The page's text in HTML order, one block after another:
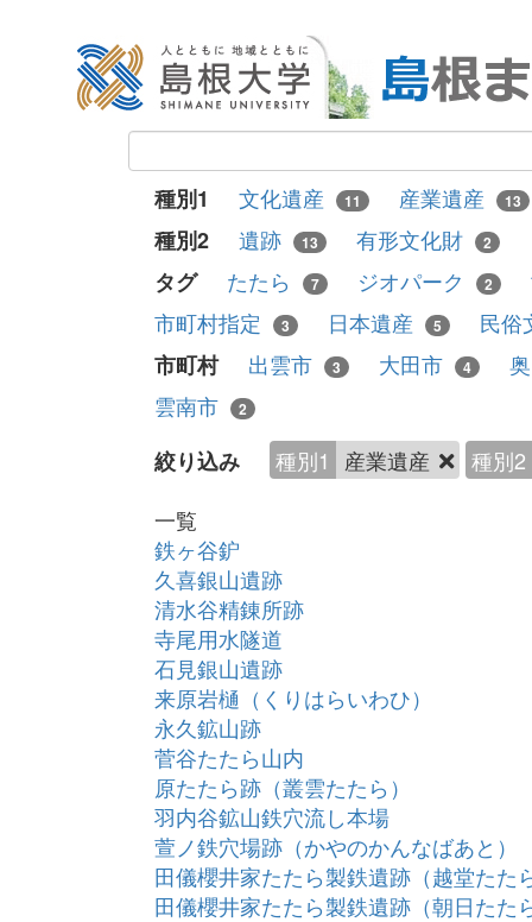
種別1 文化遺産 11 産業遺産 13
種別2 遺跡 13 有形文化財 2
タグ たたら 7 ジオパーク 2
市町村指定
3 日本遺産 5
民俗
市町村
出雲市 3 大田市 4
雲南市
2
絞り込み 種別1 産業遺産
種別2
一覧
鉄ヶ谷鈩
久喜銀山遺跡
清水谷精錬所跡
寺尾用水隧道
石見銀山遺跡
来原岩樋（くりはらいわひ）
永久鉱山跡
菅谷たたら山内
原たたら跡（叢雲たたら）
羽内谷鉱山鉄穴流し本場
萱ノ鉄穴場跡（かやのかんなばあと）
田儀櫻井家たたら製鉄遺跡（越堂たた
田儀櫻井家たたら製鉄遺跡（朝日たた